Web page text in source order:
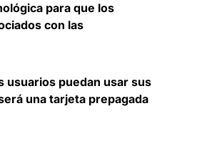
para que los
con las
usuarios puedan usar sus
una tarjeta prepagada